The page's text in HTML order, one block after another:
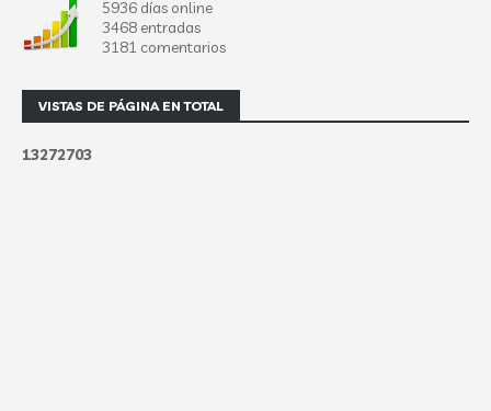
5936 días online
3468 entradas
3181 comentarios
VISTAS DE PÁGINA EN TOTAL
13272703